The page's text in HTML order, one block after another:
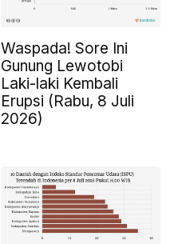
Waspada! Sore Ini
Gunung Lewotobi
Laki-laki Kembali
Erupsi (Rabu, 8 Juli
2026)